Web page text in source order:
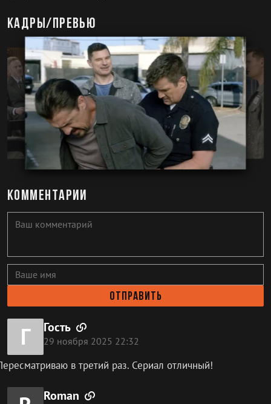
Кадры/превью
Комментарии
Отправить
Г Гость
29 ноября 2025 22:32
в третий раз. Сериал отличный!
Roman